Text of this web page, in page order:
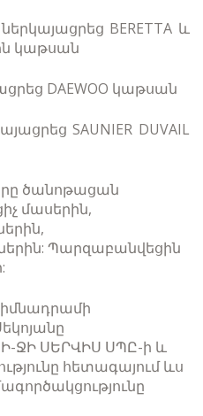
BERETTA և
կաթսան
DAEWOO կաթսան
SAUNIER DUVAIL
ծանոթացան
մասերին,
Պարզաբանվեցին
ՋԻ ՍԵՐՎԻՍ ՍՊԸ-ի և
հետագայում ևս